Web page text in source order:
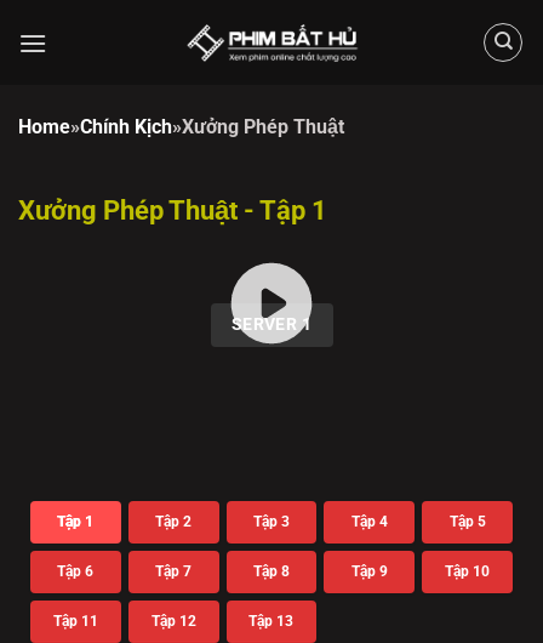
đến
Home»Chính Kịch»Xưởng Phép Thuật
Xưởng Phép Thuật - Tập 1
SERVER 1
Tập 1 Tập 2 Tập 3 Tập 4 Tập 5
Tập 6 Tập 7 Tập 8 Tập 9 Tập 10
Tập 11 Tập 12 Tập 13